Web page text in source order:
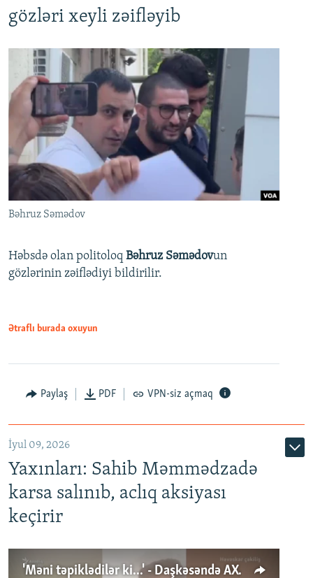
gözləri xeyli zəifləyib
Bəhruz Səmədov
Həbsdə olan politoloq Bəhruz Səmədovun
gözlərinin zəiflədiyi bildirilir.
Ətraflı burada oxuyun
Paylaş PDF VPN-siz açmaq
İyul 09, 2026
Yaxınları: Sahib Məmmədzadə
karsa salınıb, aclıq aksiyası
keçirir
'Məni təpiklədilər ki...' - Daşkəsəndə AXCP fəalının yaxınları onun həbsinə etiraz edirlər